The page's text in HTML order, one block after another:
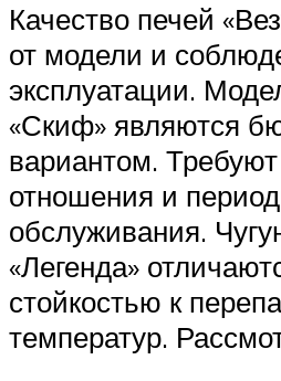
Качество печей
от модели и
эксплуатации.
«Скиф» являются
вариантом.
отношения и
обслуживания.
«Легенда»
стойкостью к
температур.